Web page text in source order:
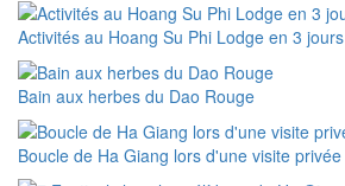
Activités au Hoang Su Phi Lodge en 3 jours
Bain aux herbes du Dao Rouge
Boucle de Ha Giang lors d'une visite privée